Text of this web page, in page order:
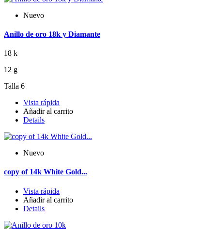
Nuevo
Anillo de oro 18k y Diamante
18 k
12 g
Talla 6
Vista rápida
Añadir al carrito
Details
Nuevo
copy of 14k White Gold...
Vista rápida
Añadir al carrito
Details